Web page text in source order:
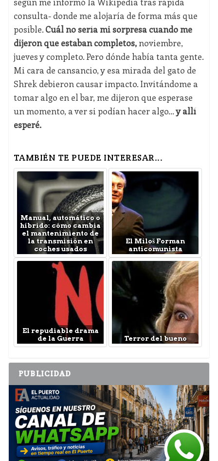
consulta- donde me alojaría de forma más que
posible. Cuál no sería mi sorpresa cuando me
dijeron que estaban completos,noviembre,
jueves y completo. Pero dónde había tanta gente.
Mi cara de cansancio, y esa mirada del gato de
Shrek debieron causar impacto. Invitándome a
tomar algo en el bar, me dijeron que esperase
un momento, a ver si podían hacer algo…y allí
esperé.
TAMBIÉN TE PUEDE INTERESAR...
Manual, automático o
híbrido: cómo cambia
el mantenimiento de
la transmisión en
coches usados
El Miloš Forman
anticomunista
El repudiable drama
de la Guerra
Terror del bueno
PUBLICIDAD